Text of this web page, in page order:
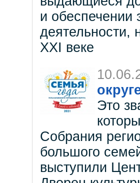
и обеспечении
деятельности,
ХXI веке
Это
Собрания
большого
выступили